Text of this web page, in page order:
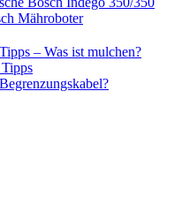
Mähroboter
– Was ist mulchen?